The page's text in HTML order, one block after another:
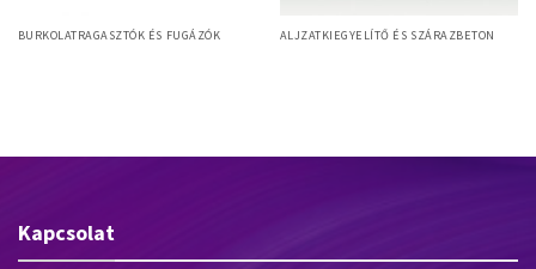
BURKOLATRAGASZTÓK ÉS FUGÁZÓK ALJZATKIEGYELÍTŐ ÉS SZÁRAZBETON
Kapcsolat